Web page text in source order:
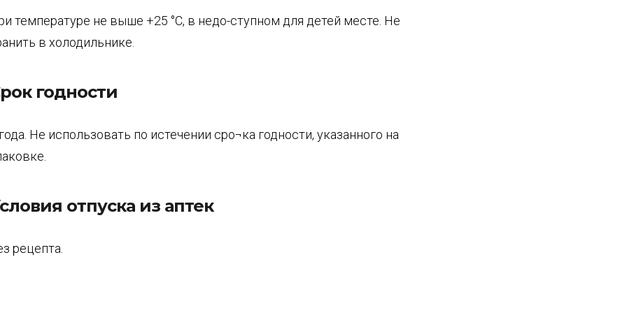
температуре не выше +25 °С, в недо-ступном для детей месте. Не
в холодильнике.
годности
Не использовать по истечении сро¬ка годности, указанного на
отпуска из аптек
рецепта.